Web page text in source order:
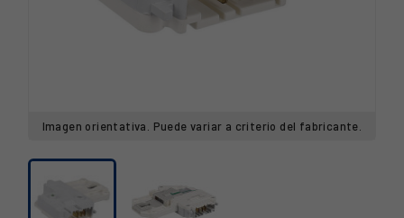
Imagen orientativa. Puede variar a criterio del fabricante.